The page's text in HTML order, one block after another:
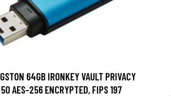
64GB IRONKEY VAULT PRIVACY
50 AES-256 ENCRYPTED, FIPS 197